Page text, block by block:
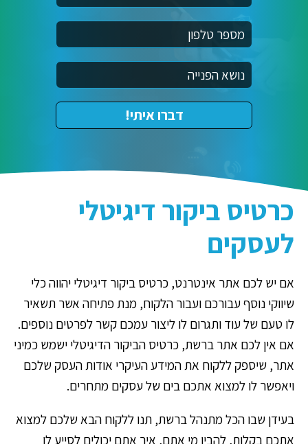
כרטיס ביקור דיגיטלי
לעסקים
אם יש לכם אתר אינטרנט, כרטיס ביקור דיגיטלי יהווה כלי
שיווקי נוסף עבורכם ועבור הלקוח, מנת פתיחה אשר תשאיר
לו טעם של עוד ותגרום לו ליצור עמכם קשר לפרטים נוספים.
אם אין לכם אתר ברשת, כרטיס הביקור הדיגיטלי ישמש כמיני
אתר, שיספק ללקוח את המידע העיקרי אודות העסק שלכם
ויאפשר לו למצוא אתכם בים של עסקים מתחרים.
בעידן שבו הכל מתנהל ברשת, תנו ללקוח הבא שלכם למצוא
אתכם בקלות, להבין מי אתם, איך אתם יכולים לסייע לו